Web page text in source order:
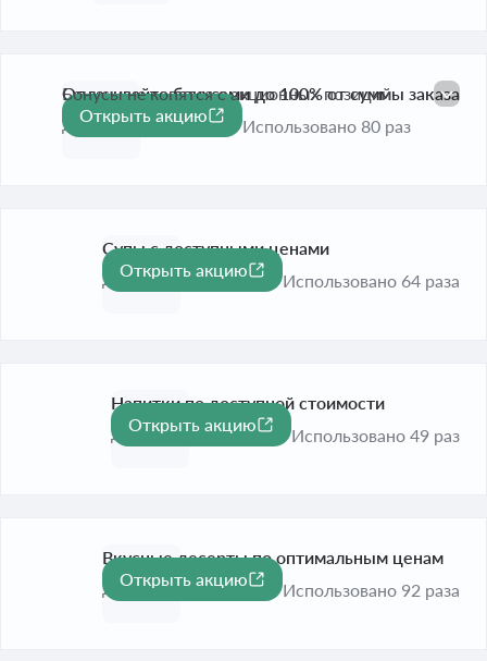
-100%
Оплачивайте бонусами до 100% от суммы заказа
До 31 дек. 2026
Бонусы не копятся с акционных позиций.
Открыть акцию
Использовано 80 раз
Супы с доступными ценами
До 31 дек. 2026
Открыть акцию
Использовано 64 раза
Напитки по доступной стоимости
До 31 дек. 2026
Открыть акцию
Использовано 49 раз
Вкусные десерты по оптимальным ценам
До 31 дек. 2026
Открыть акцию
Использовано 92 раза